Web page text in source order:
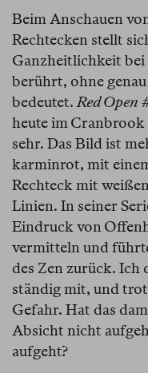
Beim Anschauen
Rechtecken stellt
Ganzheitlichkeit
berührt, ohne genau
bedeutet. Red Open
heute im
sehr. Das Bild ist
karminrot, mit
Rechteck mit
Linien. In seiner
Eindruck von
vermitteln und
des Zen zurück. Ich
ständig mit, und
Gefahr. Hat das
Absicht nicht
aufgeht?